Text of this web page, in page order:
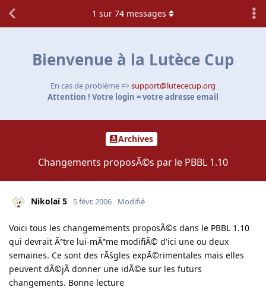
Bienvenue à la Lutèce Cup
En cas de problème =>support@lutececup.org
Attention ! Votre login = votre adresse email
Archives
Changements proposÃ©s par le PBBL 1.10
1 sur 74 messages
Nikolaï 5 5 févr. 2006 Modifié
Voici tous les changemements proposÃ©s dans le PBBL 1.10
qui devrait Ãªtre lui-mÃªme modifiÃ© d'ici une ou deux
semaines. Ce sont des rÃšgles expÃ©rimentales mais elles
peuvent dÃ©jÃ donner une idÃ©e sur les futurs
changements. Bonne lecture